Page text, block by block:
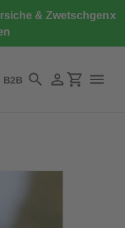
& Zwetschgenx
B2B SuchenEinloggen